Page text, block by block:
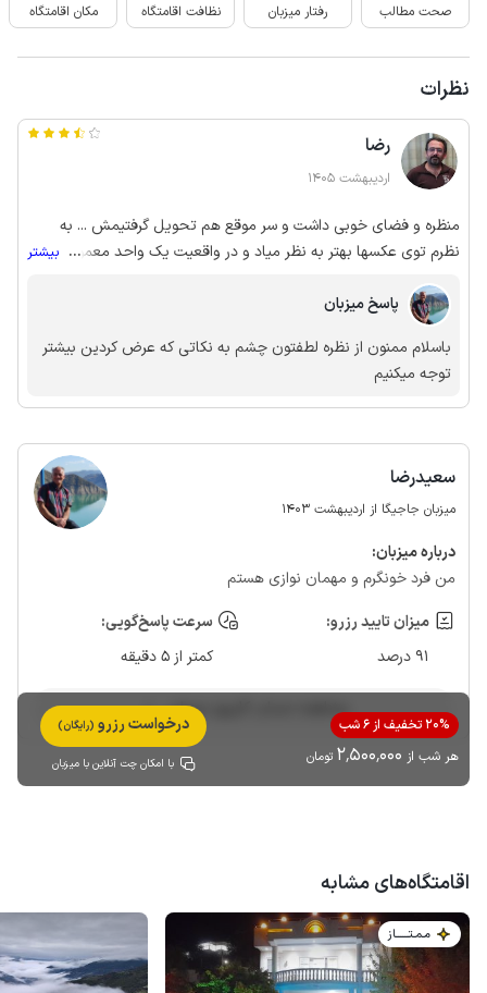
صحت مطالب
رفتار میزبان
نظافت اقامتگاه
مکان اقامتگاه
نظرات
رضا
اردیبهشت 1405
منظره و فضای خوبی داشت و سر موقع هم تحویل گرفتیمش ... به
نظرم توی عکسها بهتر به نظر میاد و در واقعیت یک واحد معمولی بود ،
هم با یک سیم بسته بودن و خب میگفتن امنیت محله بالاست ... به
پیشنهادم اینه که به نظافت اهمیت بدن
... بیشتر
پاسخ میزبان
باسلام ممنون از نظره لطفتون چشم به نکاتی که عرض کردین بیشتر
توجه میکنیم
سعیدرضا
میزبان جاجیگا از اردیبهشت 1403
درباره‌ میزبان:
من فرد خونگرم و مهمان نوازی هستم
میزان تایید رزرو:
91 درصد
سرعت پاسخ‌گویی:
کمتر از 5 دقیقه
مشاهده حساب کاربری میزبان
20% تخفیف از 6 شب
هر شب از 2٬500٬000 تومان
درخواست رزرو (رایگان)
با امکان چت آنلاین با میزبان
اقامتگاه‌های مشابه
مـمـتــــــاز